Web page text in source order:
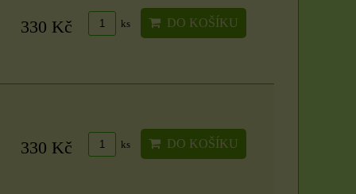
330 Kč ks DO KOŠÍKU
330 Kč ks DO KOŠÍKU
zabalení dárků,...
vanilky. Sami si zvolte
barvu a vůni z...